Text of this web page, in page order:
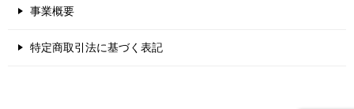
事業概要
特定商取引法に基づく表記